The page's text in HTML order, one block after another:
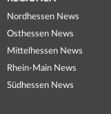
Nordhessen News
Osthessen News
Mittelhessen News
Rhein-Main News
Südhessen News